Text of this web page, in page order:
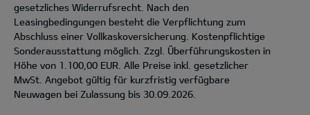
gesetzliches Widerrufsrecht. Nach den
Leasingbedingungen besteht die Verpflichtung zum
Abschluss einer Vollkaskoversicherung. Kostenpflichtige
Sonderausstattung möglich. Zzgl. Überführungskosten in
Höhe von 1.100,00 EUR. Alle Preise inkl. gesetzlicher
MwSt. Angebot gültig für kurzfristig verfügbare
Neuwagen bei Zulassung bis 30.09.2026.